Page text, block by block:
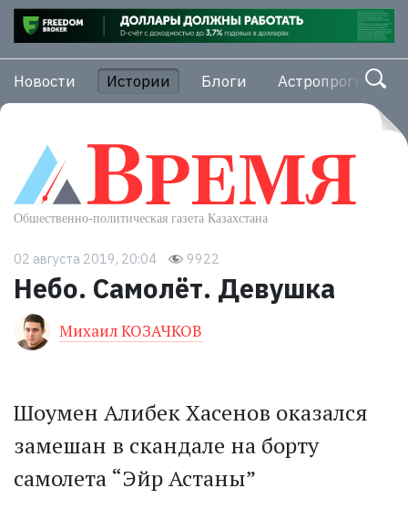
Новости Истории Блоги Астропрогноз
02 августа 2019, 20:04 9922
Небо. Самолёт. Девушка
Михаил КОЗАЧКОВ
Шоумен Алибек Хасенов оказался
замешан в скандале на борту
самолета “Эйр Астаны”